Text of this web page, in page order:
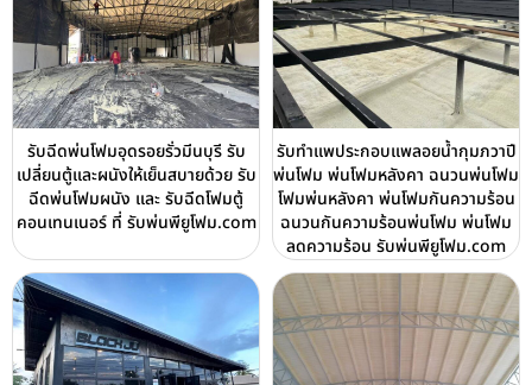
รับฉีดพ่นโฟมอุดรอยรั่วมีนบุรี รับ
เปลี่ยนตู้และผนังให้เย็นสบายด้วย รับ
ฉีดพ่นโฟมผนัง และ รับฉีดโฟมตู้
คอนเทนเนอร์ ที่ รับพ่นพียูโฟม.com
รับทำแพประกอบแพลอยน้ำกุมภวาปี
พ่นโฟม พ่นโฟมหลังคา ฉนวนพ่นโฟม
โฟมพ่นหลังคา พ่นโฟมกันความร้อน
ฉนวนกันความร้อนพ่นโฟม พ่นโฟม
ลดความร้อน รับพ่นพียูโฟม.com